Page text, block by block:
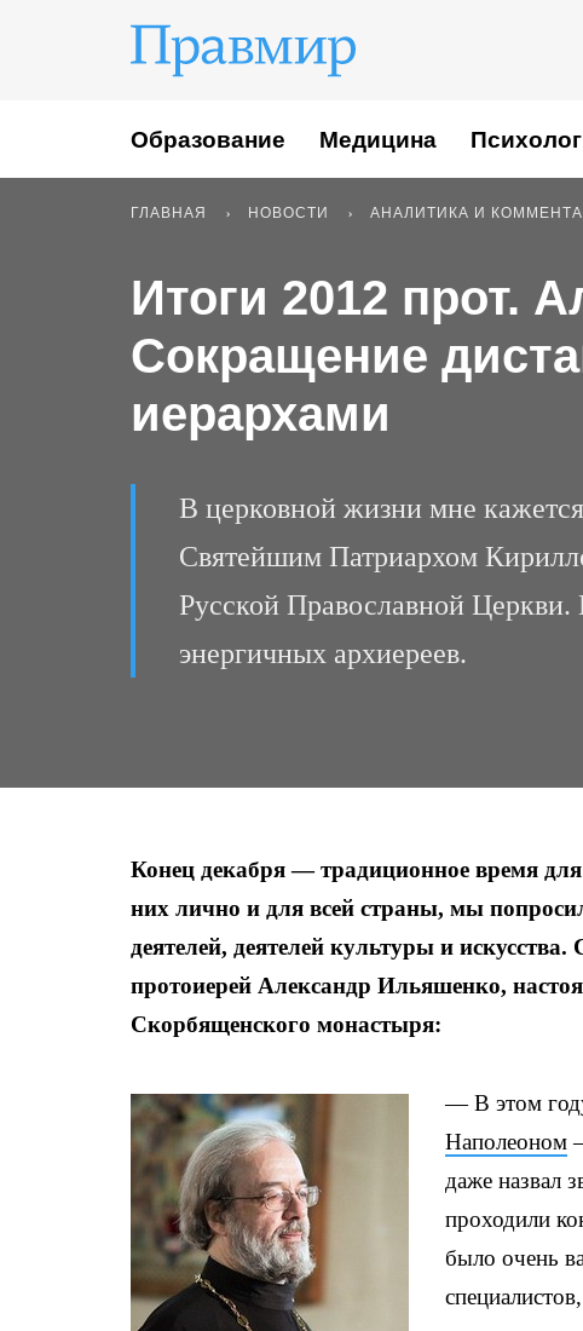
Образование Медицина
ГЛАВНАЯ НОВОСТИ АНАЛИТИКА И
Итоги 2012 прот.
Сокращение
иерархами
В церковной жизни мне
Святейшим Патриархом
Русской Православной
энергичных архиереев.
Конец декабря — традиционное время
них лично и для всей страны, мы
деятелей, деятелей культуры и
протоиерей Александр Ильяшенко,
Скорбященского монастыря:
— В этом
Наполеоном
даже назвал
проходили
было очень